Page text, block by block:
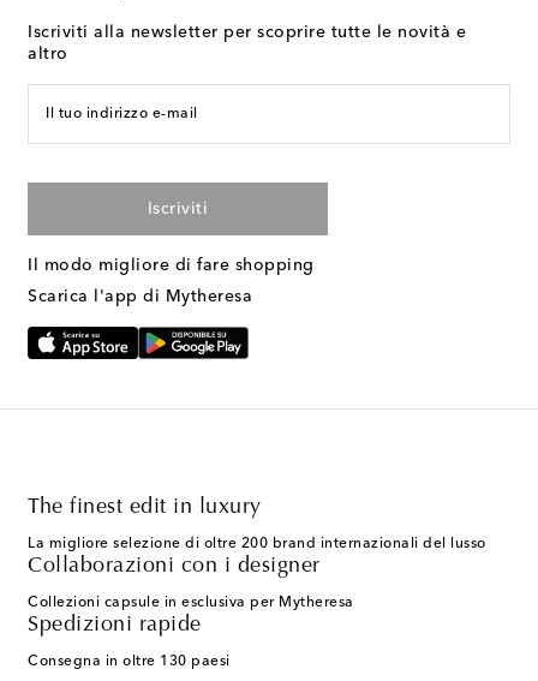
Iscriviti alla newsletter per scoprire tutte le novità e
altro
Il tuo indirizzo e-mail
Iscriviti
Il modo migliore di fare shopping
Scarica l'app di Mytheresa
The finest edit in luxury
La migliore selezione di oltre 200 brand internazionali del lusso
Collaborazioni con i designer
Collezioni capsule in esclusiva per Mytheresa
Spedizioni rapide
Consegna in oltre 130 paesi